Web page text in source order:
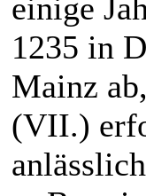
einige
1235 in
Mainz
(VII.)